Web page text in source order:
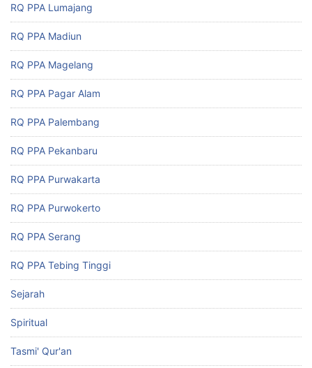
RQ PPA Lumajang
RQ PPA Madiun
RQ PPA Magelang
RQ PPA Pagar Alam
RQ PPA Palembang
RQ PPA Pekanbaru
RQ PPA Purwakarta
RQ PPA Purwokerto
RQ PPA Serang
RQ PPA Tebing Tinggi
Sejarah
Spiritual
Tasmi' Qur'an